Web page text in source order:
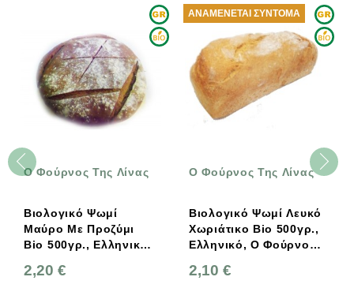
O Φούρνος Της Λίνας
Βιολογικό Ψωμί
Μαύρο Με Προζύμι
Bio 500γρ., Ελληνικό,
2,20 €
O Φούρνος Της Λίνας
Βιολογικό Ψωμί Λευκό
Χωριάτικο Bio 500γρ.,
Ελληνικό, O Φούρνος
2,10 €
ΑΝΑΜΈΝΕΤΑΙ ΣΎΝΤΟΜΑ